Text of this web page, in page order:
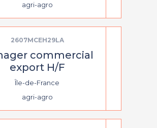
agri-agro
2607MCEH29LA
commercial
export H/F
Île-de-France
agri-agro